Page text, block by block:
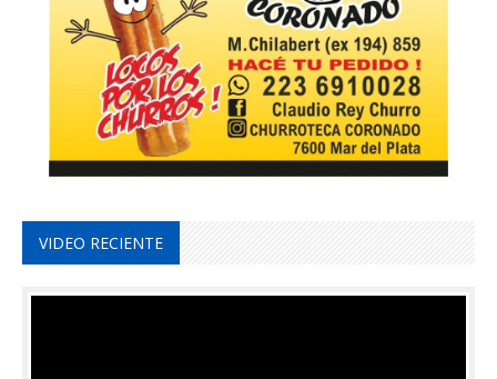
VIDEO RECIENTE